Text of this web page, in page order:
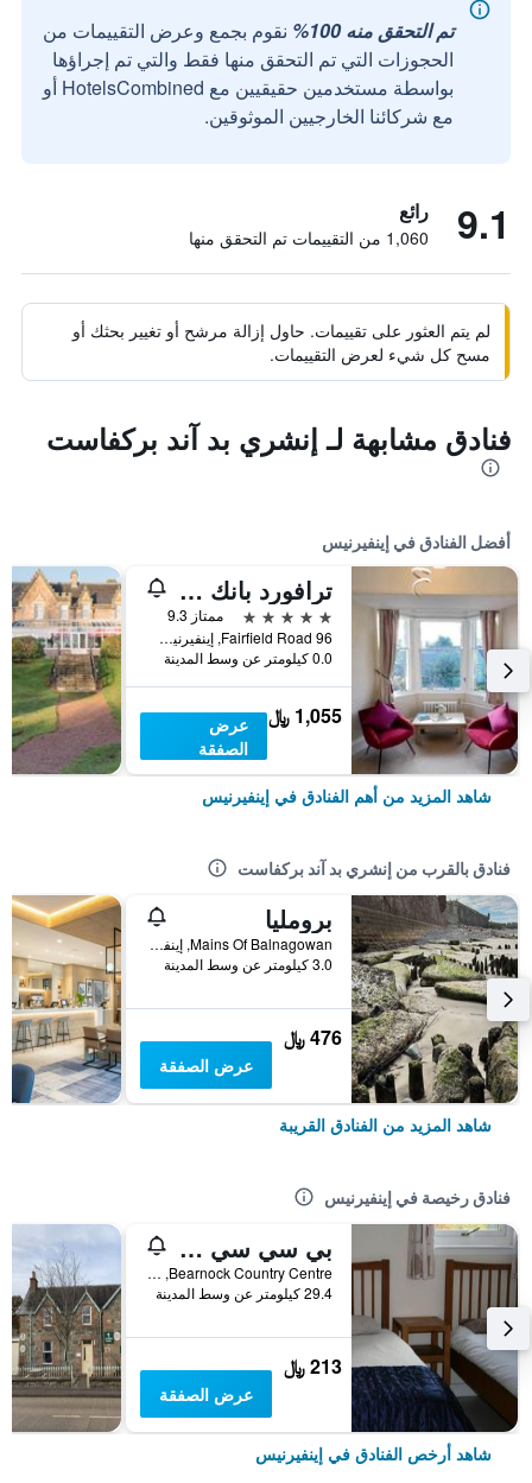
تم التحقق منه 100%
نقوم بجمع وعرض التقييمات من
الحجوزات التي تم التحقق منها فقط والتي تم إجراؤها
بواسطة مستخدمين حقيقيين مع HotelsCombined أو
مع شركائنا الخارجيين الموثوقين.
9.1 رائع
1,060 من التقييمات تم التحقق منها
لم يتم العثور على تقييمات. حاول إزالة مرشح أو تغيير بحثك أو
مسح كل شيء لعرض التقييمات.
فنادق مشابهة لـ إنشري بد آند بركفاست
أفضل الفنادق في إينفيرنيس
ترافورد بانك جيست هاوس
5 نجوم
ممتاز 9.3
96 Fairfield Road, إينفيرنيس, المملكة المتحدة
0.0 كيلومتر عن وسط المدينة
1,055 ﷼
عرض
الصفقة
شاهد المزيد من أهم الفنادق في إينفيرنيس
فنادق بالقرب من إنشري بد آند بركفاست
برومليا
Mains Of Balnagowan, إينفيرنيس, المملكة المتحدة
3.0 كيلومتر عن وسط المدينة
476 ﷼
عرض الصفقة
شاهد المزيد من الفنادق القريبة
فنادق رخيصة في إينفيرنيس
بي سي سي لوخ نيس هوستل
Bearnock Country Centre, إينفيرنيس, المملكة المتحدة
29.4 كيلومتر عن وسط المدينة
213 ﷼
عرض الصفقة
شاهد أرخص الفنادق في إينفيرنيس